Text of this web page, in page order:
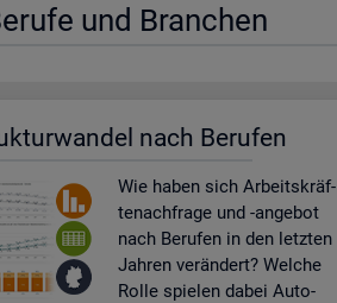
und Bran­chen
nach Be­ru­fen
Wie haben sich Ar­beits­kräf­
te­nach­fra­ge und -an­ge­bot
nach Be­ru­fen in den letz­ten
Jah­ren ver­än­dert? Wel­che
Rolle spie­len dabei Au­to­